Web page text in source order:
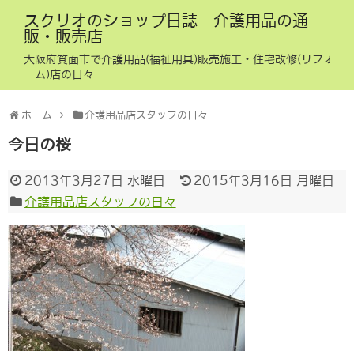
スクリオのショップ日誌 介護用品の通
販・販売店
大阪府箕面市で介護用品(福祉用具)販売施工・住宅改修(リフォ
ーム)店の日々
ホーム 介護用品店スタッフの日々
今日の桜
2013年3月27日 水曜日
2015年3月16日 月曜日
介護用品店スタッフの日々